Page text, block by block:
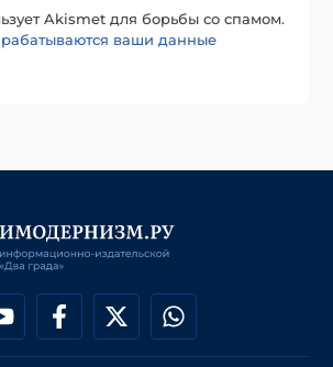
Akismet для борьбы со спамом.
ваши данные